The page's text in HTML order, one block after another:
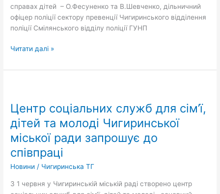
справах дітей – О.Фесуненко та В.Шевченко, дільничний
офіцер поліції сектору превенції Чигиринського відділення
поліції Смілянського відділу поліції ГУНП
Читати далі »
Центр соціальних служб для сім’ї,
дітей та молоді Чигиринської
міської ради запрошує до
співпраці
Новини / Чигиринська ТГ
З 1 червня у Чигиринській міській раді створено центр
служб
для
сім’ї,
дітей
та
Чигиринської
міської